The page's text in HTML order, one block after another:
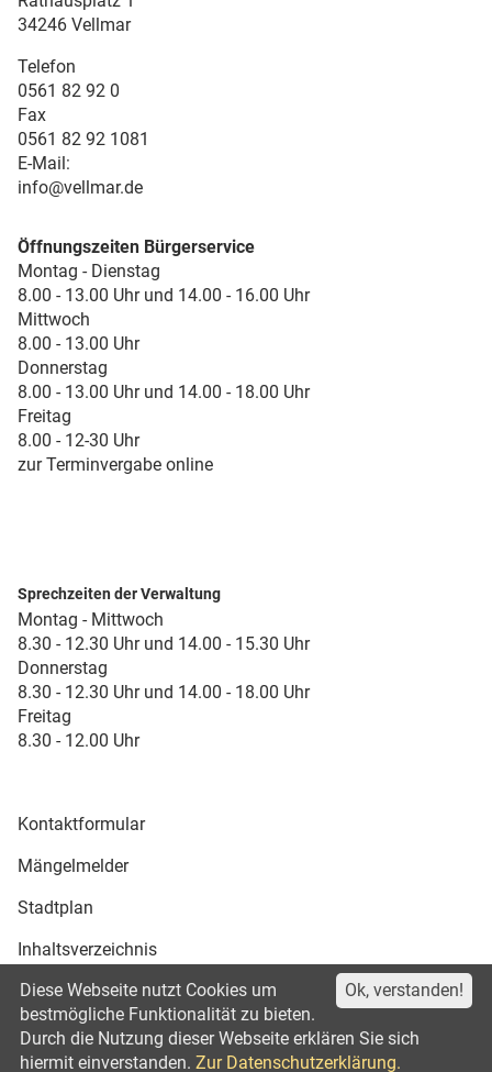
34246 Vellmar
Telefon
0561 82 92 0
Fax
0561 82 92 1081
E-Mail:
info@vellmar.de
Öffnungszeiten Bürgerservice
Montag - Dienstag
8.00 - 13.00 Uhr und 14.00 - 16.00 Uhr
Mittwoch
8.00 - 13.00 Uhr
Donnerstag
8.00 - 13.00 Uhr und 14.00 - 18.00 Uhr
Freitag
8.00 - 12-30 Uhr
zur Terminvergabe online
Sprechzeiten der Verwaltung
Montag - Mittwoch
8.30 - 12.30 Uhr und 14.00 - 15.30 Uhr
Donnerstag
8.30 - 12.30 Uhr und 14.00 - 18.00 Uhr
Freitag
8.30 - 12.00 Uhr
Kontaktformular
Mängelmelder
Stadtplan
Inhaltsverzeichnis
Druckansicht
©2021
Impressum
Datenschutz
Ok, verstanden!
Diese Webseite nutzt Cookies um
bestmögliche Funktionalität zu bieten.
Durch die Nutzung dieser Webseite erklären Sie sich
hiermit einverstanden. Zur Datenschutzerklärung.